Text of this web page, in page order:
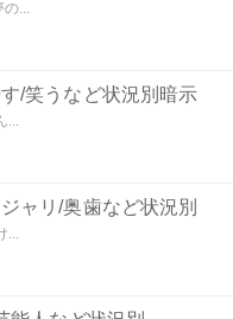
の...
/笑うなど状況別暗示
...
ャリ/奥歯など状況別
...